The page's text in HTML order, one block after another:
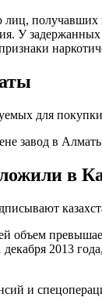
У
для
завод в
в
объем
2013